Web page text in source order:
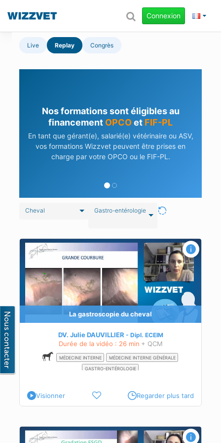
Connexion
Live Replay Congrès
Nos formations sont éligibles au
financement OPCOet FIF-PL
En tant que gérant(e), salarié(e) vétérinaire ou ASV,
vos formations Wizzvet peuvent être prises en
charge par votre OPCO ou le FIF-PL.
Cheval Gastro-entérologie
La gastroscopie du cheval
DV. Julie DAUVILLIER Dipl. ECEIM
Durée de la vidéo : 26 min + QCM
MÉDECINE INTERNE
MÉDECINE INTERNE GÉNÉRALE
GASTRO-ENTÉROLOGIE
Visionner Regarder plus tard